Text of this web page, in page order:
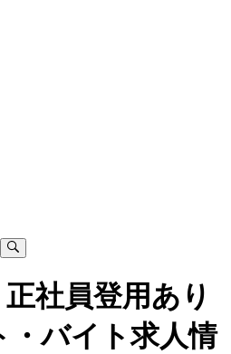
社員登用あり
・バイト求人情